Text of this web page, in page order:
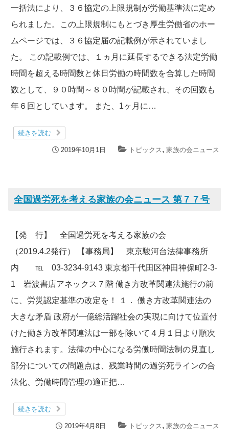
一括法により、３６協定の上限規制が労働基準法に定め
られました。この上限規制にもとづき厚生労働省のホー
ムページでは、３６協定届の記載例が示されていまし
た。 この記載例では、１ヵ月に延長するできる法定労働
時間を超える時間数と休日労働の時間数を合算した時間
数として、９０時間～８０時間が記載され、その回数も
年６回としています。 また、1ヶ月に…
続きを読む
2019年10月1日 トピックス , 家族の会ニュース
全国過労死を考える家族の会ニュース 第７７号
【発 行】 全国過労死を考える家族の会
（2019.4.2発行） 【事務局】 東京駿河台法律事務所
内 ℡ 03-3234-9143 東京都千代田区神田神保町2-3-
1 岩波書店アネックス７階 働き方改革関連法施行の前
に、労災認定基準の改定を！ １． 働き方改革関連法の
大きな矛盾 政府が一億総活躍社会の実現に向けて位置付
けた働き方改革関連法は一部を除いて４月１日より順次
施行されます。法律の中心になる労働時間法制の見直し
部分についての問題点は、残業時間の過労死ラインの合
法化、労働時間管理の適正把…
続きを読む
2019年4月8日 トピックス , 家族の会ニュース